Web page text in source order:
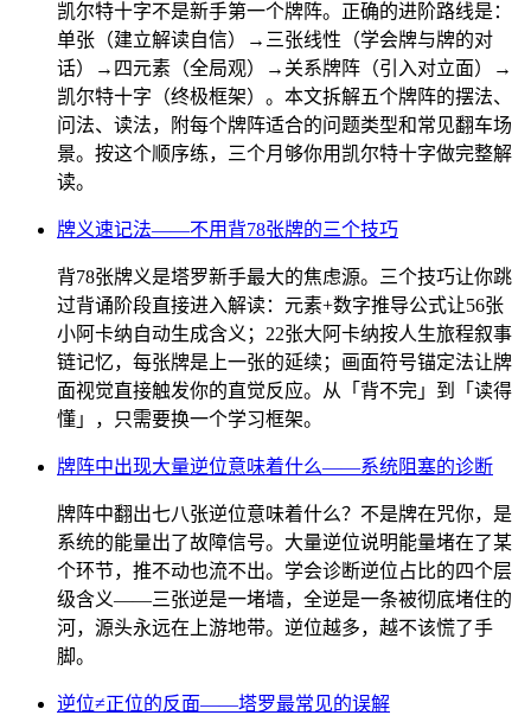
凯尔特十字不是新手第一个牌阵。正确的进阶路线是：
单张（建立解读自信）→三张线性（学会牌与牌的对
话）→四元素（全局观）→关系牌阵（引入对立面）→
凯尔特十字（终极框架）。本文拆解五个牌阵的摆法、
问法、读法，附每个牌阵适合的问题类型和常见翻车场
景。按这个顺序练，三个月够你用凯尔特十字做完整解
读。
牌义速记法——不用背78张牌的三个技巧
背78张牌义是塔罗新手最大的焦虑源。三个技巧让你跳
过背诵阶段直接进入解读：元素+数字推导公式让56张
小阿卡纳自动生成含义；22张大阿卡纳按人生旅程叙事
链记忆，每张牌是上一张的延续；画面符号锚定法让牌
面视觉直接触发你的直觉反应。从「背不完」到「读得
懂」，只需要换一个学习框架。
牌阵中出现大量逆位意味着什么——系统阻塞的诊断
牌阵中翻出七八张逆位意味着什么？不是牌在咒你，是
系统的能量出了故障信号。大量逆位说明能量堵在了某
个环节，推不动也流不出。学会诊断逆位占比的四个层
级含义——三张逆是一堵墙，全逆是一条被彻底堵住的
河，源头永远在上游地带。逆位越多，越不该慌了手
脚。
逆位≠正位的反面——塔罗最常见的误解